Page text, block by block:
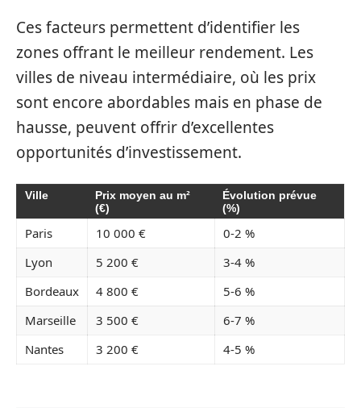
Ces facteurs permettent d’identifier les
zones offrant le meilleur rendement. Les
villes de niveau intermédiaire, où les prix
sont encore abordables mais en phase de
hausse, peuvent offrir d’excellentes
opportunités d’investissement.
Ville
Prix moyen au m²
(€)
Évolution prévue
(%)
Paris 10 000 €
0-2 %
Lyon
5 200 €
3-4 %
Bordeaux
4 800 €
5-6 %
Marseille
3 500 €
6-7 %
Nantes
3 200 € 4-5 %